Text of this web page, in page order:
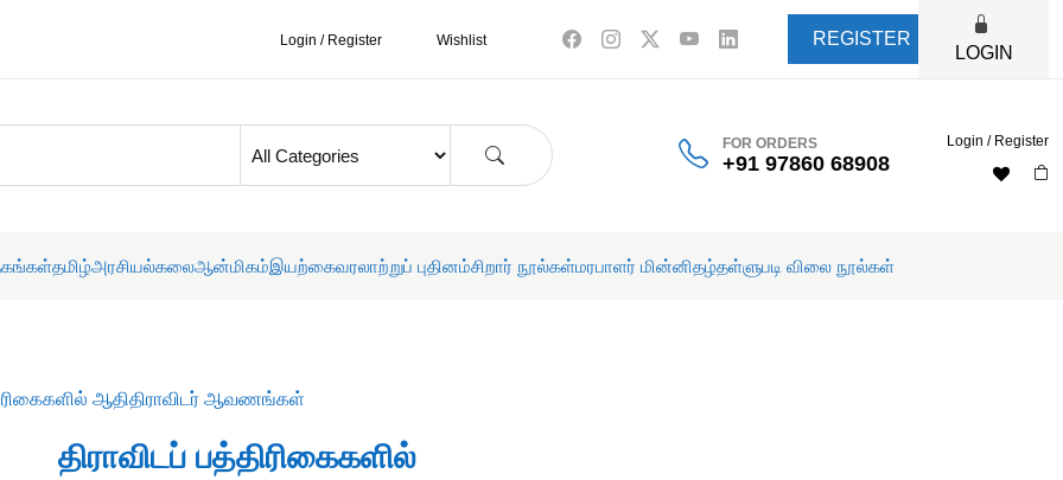
Login / Register Wishlist REGISTER
LOGIN
FOR ORDERS
+91 97860 68908
Login / Register
தமிழ்அரசியல்கலைஆன்மிகம்இயற்கைவரலாற்றுப் புதினம்சிறார் நூல்கள்மரபாளர் மின்னிதழ்தள்ளுபடி விலை நூல்கள்
ஆதிதிராவிடர் ஆவணங்கள்
திராவிடப் பத்திரிகைகளில்